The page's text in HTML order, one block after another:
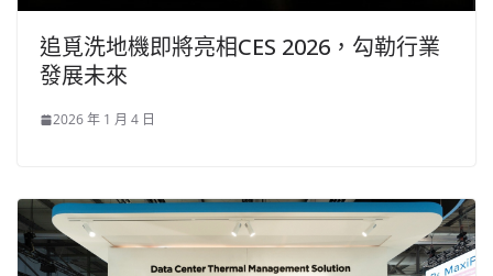
追覓洗地機即將亮相CES 2026，勾勒行業
發展未來
2026 年 1 月 4 日